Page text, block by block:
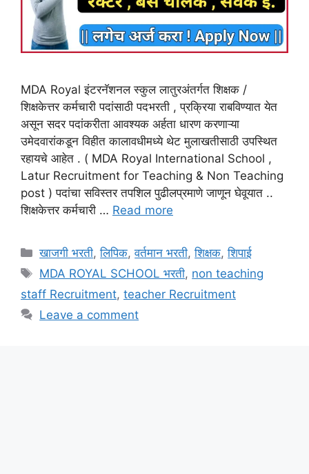
MDA Royal इंटरनॅशनल स्कुल लातुरअंतर्गत शिक्षक /
शिक्षकेत्तर कर्मचारी पदांसाठी पदभरती , प्रक्रिया राबविण्यात येत
असून सदर पदांकरीता आवश्यक अर्हता धारण करणाऱ्या
उमेदवारांकडून विहीत कालावधीमध्ये थेट मुलाखतीसाठी उपस्थित
रहायचे आहेत . ( MDA Royal International School ,
Latur Recruitment for Teaching & Non Teaching
post ) पदांचा सविस्तर तपशिल पुढीलप्रमाणे जाणून घेवूयात ..
शिक्षकेत्तर कर्मचारी … Read more
Categories
खाजगी भरती,लिपिक,वर्तमान भरती,शिक्षक,शिपाई
Tags
MDA ROYAL SCHOOL भरती, non teaching
staff Recruitment, teacher Recruitment
Leave a comment